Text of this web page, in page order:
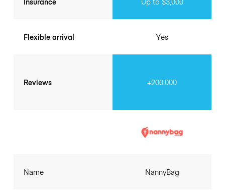
Flexible arrival
Reviews
Yes
+200.000
Name NannyBag